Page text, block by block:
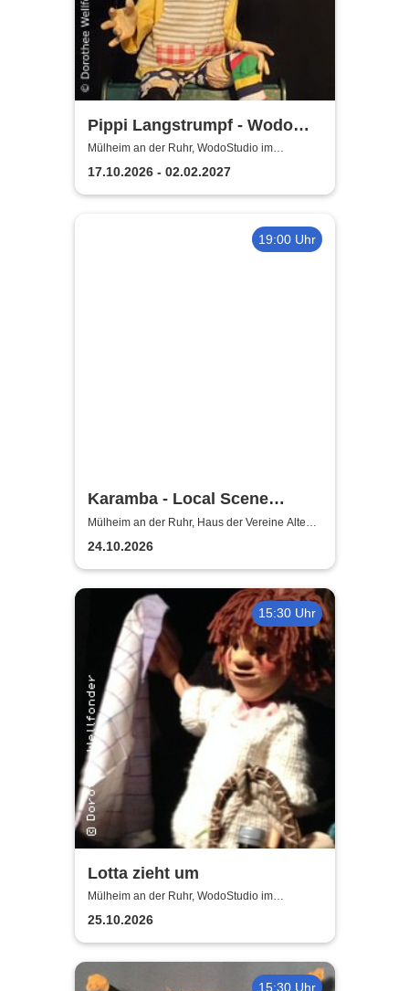
Pippi Langstrumpf - Wodo
Puppenspiel
Mülheim an der Ruhr, WodoStudio im
Ringlokschuppen Ruhr
17.10.2026 - 02.02.2027
19:00 Uhr
Karamba - Local Scene
Circus
Mülheim an der Ruhr, Haus der Vereine Alte
Dreherei Mülheim an der Ruhr
24.10.2026
15:30 Uhr
Lotta zieht um
Mülheim an der Ruhr, WodoStudio im
Ringlokschuppen Ruhr
25.10.2026
15:30 Uhr